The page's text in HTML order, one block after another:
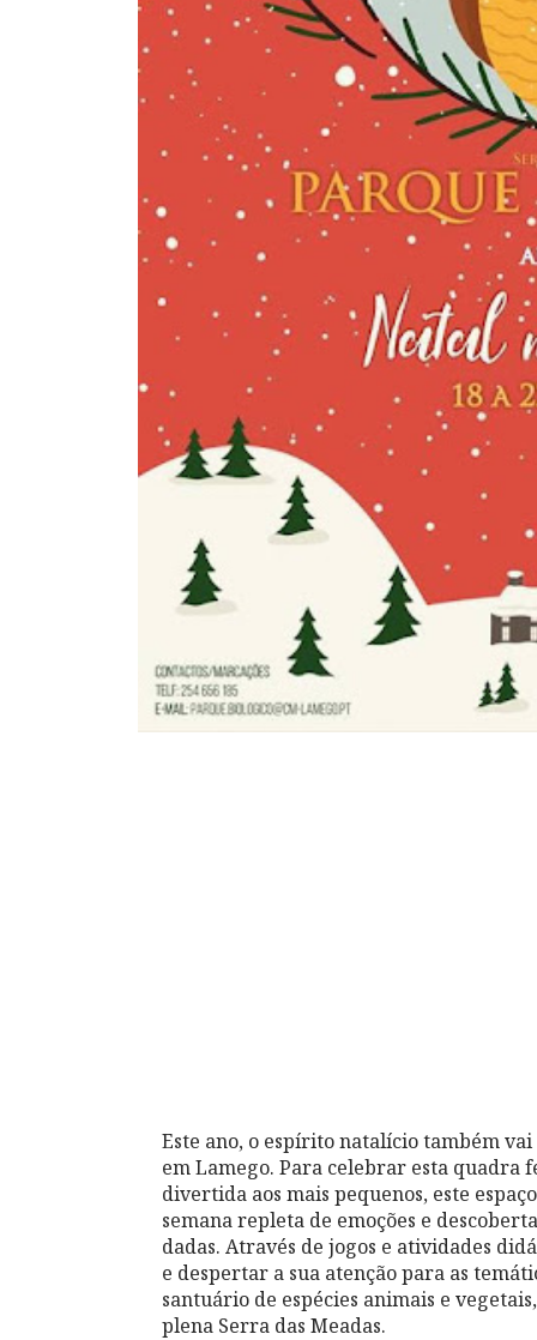
Este ano, o espírito natalício também
em Lamego. Para celebrar esta
divertida aos mais pequenos, este
semana repleta de emoções e
dadas. Através de jogos e atividades
e despertar a sua atenção para as
santuário de espécies animais e
plena Serra das Meadas.